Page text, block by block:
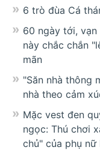
6 trò đùa Cá
60 ngày tới,
này chắc chắn
mãn
"Săn nhà thông
nhà theo cảm
Mặc vest đen
ngọc: Thú chơi
chủ" của phụ nữ